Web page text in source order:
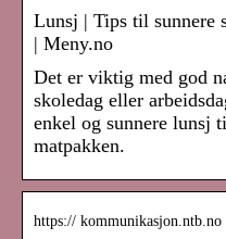
Lunsj | Tips til sunnere
| Meny.no
Det er viktig med god
skoledag eller
enkel og sunnere lunsj
matpakken.
https://